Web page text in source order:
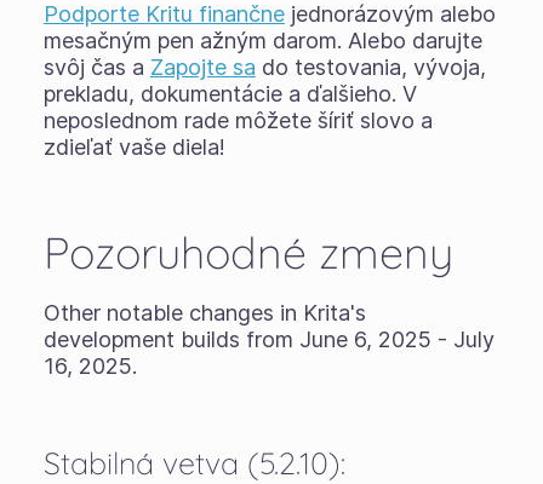
Podporte Kritu finančnejednorázovým alebo
mesačným pen ažným darom. Alebo darujte
svôj čas a Zapojte sa do testovania, vývoja,
prekladu, dokumentácie a ďalšieho. V
neposlednom rade môžete šíriť slovo a
zdieľať vaše diela!
Pozoruhodné zmeny
Other notable changes in Krita's
development builds from June 6, 2025 - July
16, 2025.
Stabilná vetva (5.2.10):